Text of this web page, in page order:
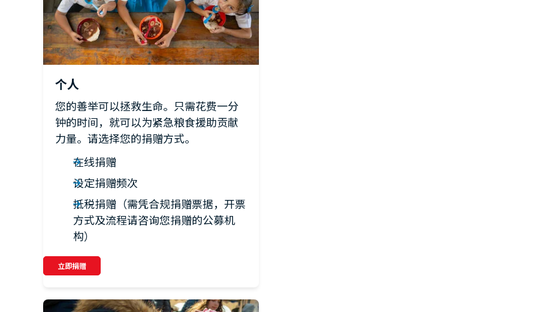
个人
您的善举可以拯救生命。只需花费一分
钟的时间，就可以为紧急粮食援助贡献
力量。请选择您的捐赠方式。
在线捐赠
设定捐赠频次
抵税捐赠（需凭合规捐赠票据，开票
方式及流程请咨询您捐赠的公募机
构）
立即捐赠